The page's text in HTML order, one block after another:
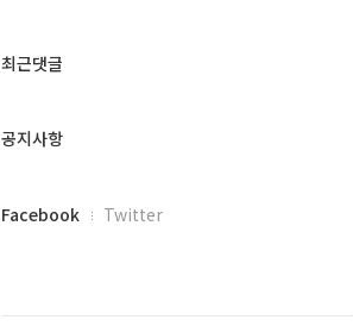
과
글
최근댓글
공지사항
페
Facebook Twitter